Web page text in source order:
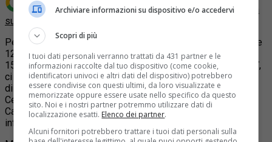
Aggiungi Quotidiano Piemontese come Fonte preferita
su Google
Per la dodicesima tappa del Giro d’Italia 2023 che partirà alle
12:30 di domani, giovedì 18 maggio, per arrivare a Rivoli alle
15:30 circa al primo passaggio e con l’arrivo previsto alle 17,
ci saranno limitazioni al traffico e divieti di sosta.Il tracciato
di 179 km si snoderà da Bra, in Granda, passando per Alba,
Ceresole d’Alba, fino al Torinese incrociando Carmagnola,
Carignano, Piobesi Torinese, Candiolo, Orbassano, Rivalta e
infine
Archiviare informazioni su dispositivo e/o accedervi
Scopri di più
I tuoi dati personali verranno trattati da 431 partner e le
informazioni raccolte dal tuo dispositivo (come cookie,
identificatori univoci e altri dati del dispositivo) potrebbero
essere condivise con questi ultimi, da loro visualizzate e
memorizzate oppure essere usate nello specifico da questo
sito. Noi e i nostri partner potremmo utilizzare dati di
localizzazione esatti. Elenco dei partner.
Alcuni fornitori potrebbero trattare i tuoi dati personali sulla